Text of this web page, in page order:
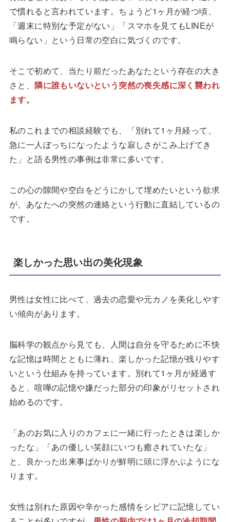
で慣れると言われています。ちょうど1ヶ月が経つ頃、
「週末に特別な予定がない」「スマホを見てもLINEが
鳴らない」という日常の空白に気づくのです。
そこで初めて、当たり前だったあなたという存在の大き
さと、 隣に誰もいないという突然の喪失感に深く襲われ
ます。
私のこれまでの相談経験でも、「別れて1ヶ月経って、
急に一人ぼっちになったような寂しさがこみ上げてき
た」と語る男性の事例は非常に多いです。
この心の隙間や空白をどうにかして埋めたいという欲求
が、あなたへの突然の連絡という行動に直結しているの
です。
楽しかった思い出の美化現象
男性は女性に比べて、過去の恋愛や元カノを美化しやす
い傾向があります。
脳科学の観点から見ても、人間は自分を守るために不快
な記憶は時間とともに薄れ、楽しかった記憶が残りやす
いという仕組みを持っています。別れて1ヶ月が経過す
ると、喧嘩の記憶や嫌だった部分の印象がリセットされ
始めるのです。
「あのお気に入りのカフェに一緒に行ったときは楽しか
ったな」「あの優しい笑顔にいつも癒されていたな」
と、良かった出来事ばかりが鮮明に頭に浮かぶようにな
ります。
女性は別れた原因や辛かった感情をシビアに記憶してい